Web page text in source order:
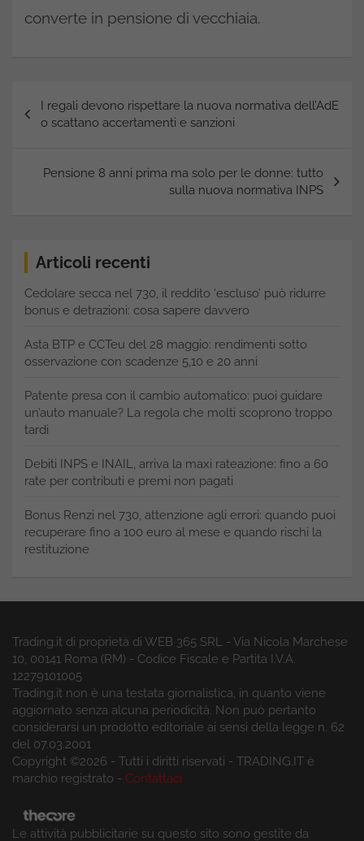
converte in pensione di vecchiaia.
Navigazione
articoli
I regali devono rispettare la nuova normativa dell’AdE
o scattano accertamenti e sanzioni
Pensione 8 anni prima ma solo per le donne: tutto
sulla nuova normativa INPS
Articoli recenti
Cedolare secca nel 730, il reddito ‘escluso’ può ridurre
bonus e detrazioni: cosa sapere davvero
Asta BTP e CCTeu del 28 maggio: rendimenti sotto
osservazione con scadenze 5,10 e 20 anni
Patente presa con il cambio automatico: puoi guidare
un’auto manuale? La regola che molti scoprono troppo
tardi
Debiti INPS e INAIL, arriva la maxi rateazione: fino a 60
rate per contributi e premi non pagati
Bonus Renzi nel 730, attenzione agli errori: quando puoi
recuperare fino a 100 euro al mese e quando rischi la
restituzione
Trading.it di proprietà di WEB 365 SRL - Via Nicola Marchese
10, 00141 Roma (RM) - Codice Fiscale e Partita I.V.A.
12279101005
Trading.it non è una testata giornalistica, in quanto viene
aggiornato senza alcuna periodicità. Non può pertanto
considerarsi un prodotto editoriale ai sensi della legge n. 62
del 07.03.2001
Copyright ©2026 - Tutti i diritti riservati - TRADING.IT è
marchio registrato - Contattaci
Le attività pubblicitarie su questo sito sono gestite da